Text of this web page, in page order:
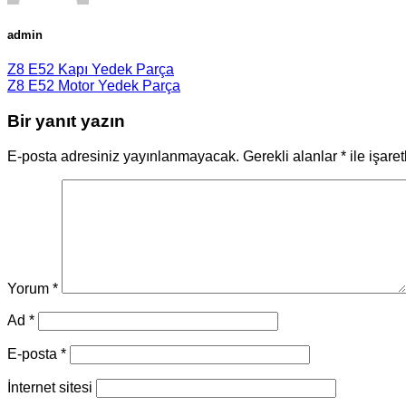
admin
Z8 E52 Kapı Yedek Parça
Z8 E52 Motor Yedek Parça
Bir yanıt yazın
E-posta adresiniz yayınlanmayacak. Gerekli alanlar * ile
Yorum *
Ad *
E-posta *
İnternet sitesi